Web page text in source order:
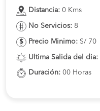
Distancia: 0 Kms
No Servicios: 8
Precio Minimo: S/ 70
Ultima Salida del dia:
Duración: 00 Horas